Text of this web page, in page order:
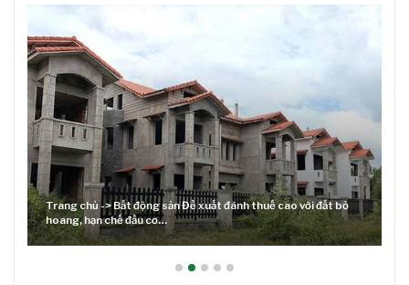
Lãi suất neo cao và cuộc tái cơ cấu trên thị trường BĐS